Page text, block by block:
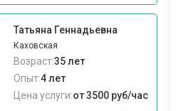
Татьяна Геннадьевна
Каховская
Возраст:35 лет
Опыт:4 лет
Цена услуги:от 3500 руб/час